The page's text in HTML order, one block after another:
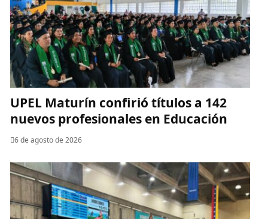
UPEL Maturín confirió títulos a 142
nuevos profesionales en Educación
6 de agosto de 2026